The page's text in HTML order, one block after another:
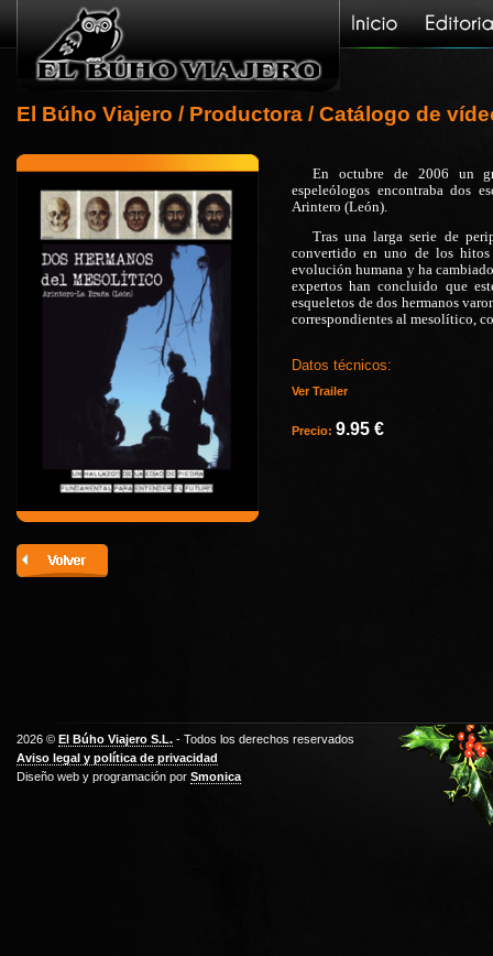
El Búho Viajero / Productora / Catálogo de
En octubre de 2006 un
espeleólogos encontraba dos
Arintero (León).
Tras una larga serie de
convertido en uno de los
evolución humana y ha
expertos han concluido que
esqueletos de dos hermanos
correspondientes al mesolítico,
Datos técnicos:
Ver Trailer
Precio: 9.95 €
2026 © El Búho Viajero S.L. - Todos los derechos reservados
Aviso legal y política de privacidad
Diseño web y programación por Smonica